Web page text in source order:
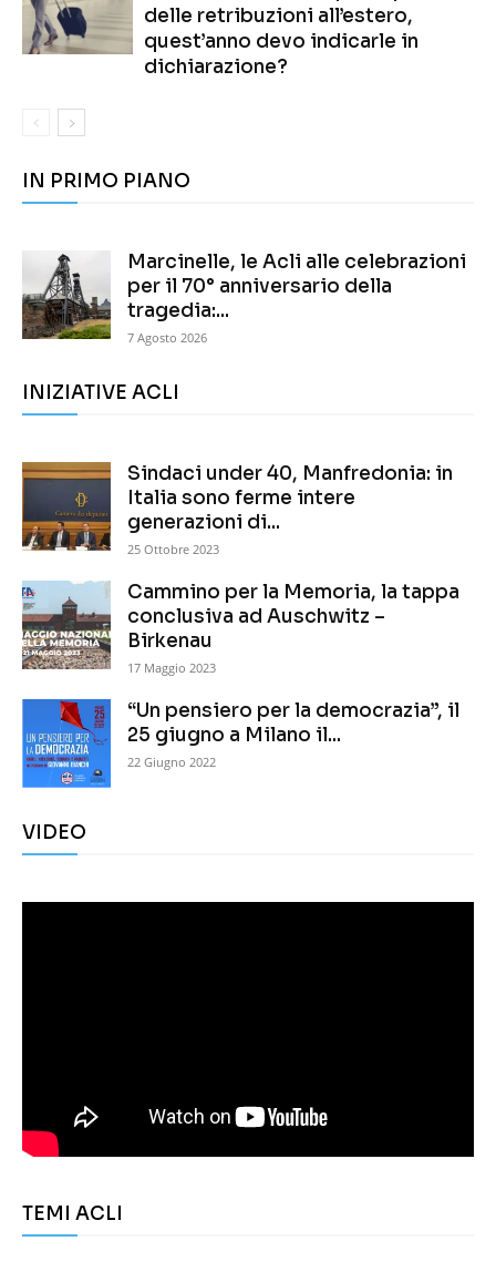
delle retribuzioni all’estero,
quest’anno devo indicarle in
dichiarazione?
IN PRIMO PIANO
Marcinelle, le Acli alle celebrazioni
per il 70° anniversario della
tragedia:...
7 Agosto 2026
INIZIATIVE ACLI
Sindaci under 40, Manfredonia: in
Italia sono ferme intere
generazioni di...
25 Ottobre 2023
Cammino per la Memoria, la tappa
conclusiva ad Auschwitz –
Birkenau
17 Maggio 2023
“Un pensiero per la democrazia”, il
25 giugno a Milano il...
22 Giugno 2022
VIDEO
TEMI ACLI